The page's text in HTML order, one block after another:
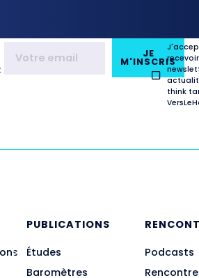
JE
M'INSCRIS
think
PUBLICATIONS
Études
Baromètres
Podcasts